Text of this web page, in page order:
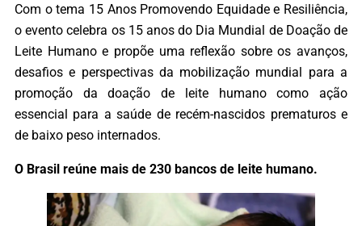
Com o tema 15 Anos Promovendo Equidade e Resiliência,
o evento celebra os 15 anos do Dia Mundial de Doação de
Leite Humano e propõe uma reflexão sobre os avanços,
desafios e perspectivas da mobilização mundial para a
promoção da doação de leite humano como ação
essencial para a saúde de recém-nascidos prematuros e
de baixo peso internados.
O Brasil reúne mais de 230 bancos de leite humano.